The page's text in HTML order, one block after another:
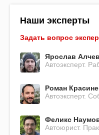
Наши эксперты
Задать вопрос
Ярослав
Автоэксперт.
Роман
Автоэксперт.
Феликс
Автоюрист.